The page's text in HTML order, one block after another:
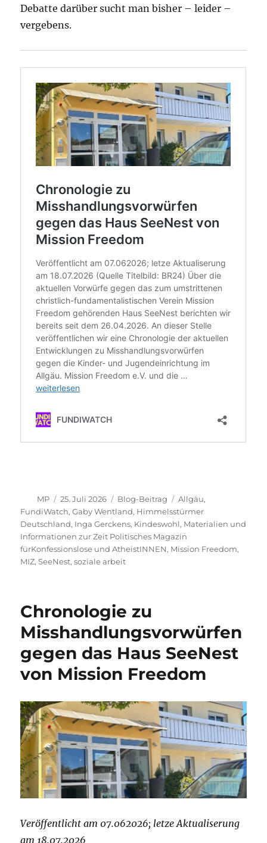
Debatte darüber sucht man bisher – leider –
vergebens.
Autor
MP
Veröffentlicht
am
25. Juli 2026 Kategorien
Blog-Beitrag Schlagwörter
Allgäu,
FundiWatch,Gaby Wentland, Himmelsstürmer
Deutschland, Inga Gerckens, Kindeswohl, Materialien und
Informationen zur Zeit Politisches Magazin
fürKonfessionslose und AtheistINNEN, Mission Freedom,
MIZ,SeeNest,soziale arbeit
Chronologie zu
Misshandlungsvorwürfen
gegen das Haus SeeNest
von Mission Freedom
Veröffentlicht am 07.062026; letze Aktualiserung
am 18.07.2026